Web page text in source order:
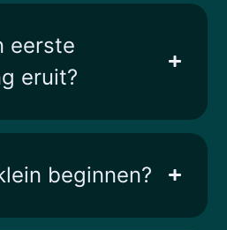
eerste
eruit?
beginnen?